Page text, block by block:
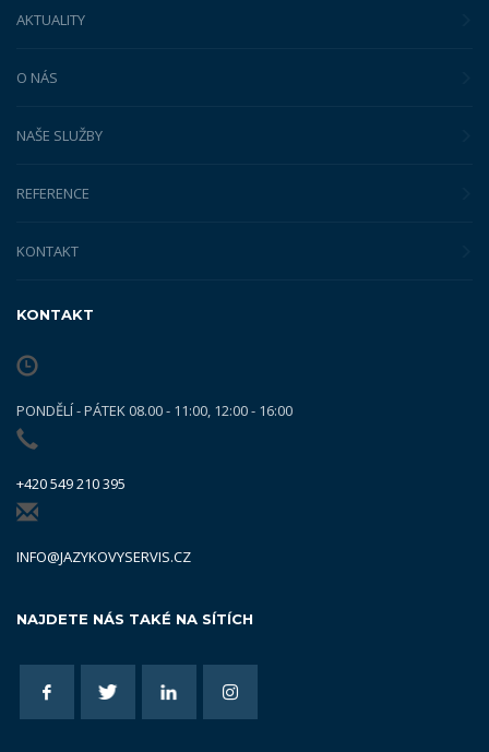
AKTUALITY
O NÁS
NAŠE SLUŽBY
REFERENCE
KONTAKT
KONTAKT
PONDĚLÍ - PÁTEK 08.00 - 11:00, 12:00 - 16:00
+420 549 210 395
INFO@JAZYKOVYSERVIS.CZ
NAJDETE NÁS TAKÉ NA SÍTÍCH